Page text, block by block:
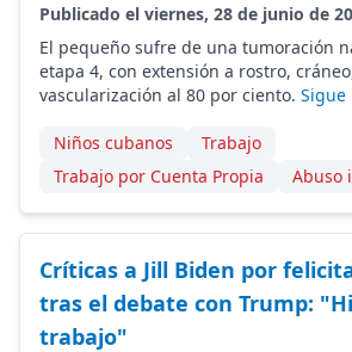
Publicado el viernes, 28 de junio de
El pequeño sufre de una tumoración
etapa 4, con extensión a rostro,
vascularización al 80 por ciento. Sigue
Niños cubanos
Trabajo
Trabajo por Cuenta Propia
Abuso
Críticas a Jill Biden por
tras el debate con Trump:
trabajo"